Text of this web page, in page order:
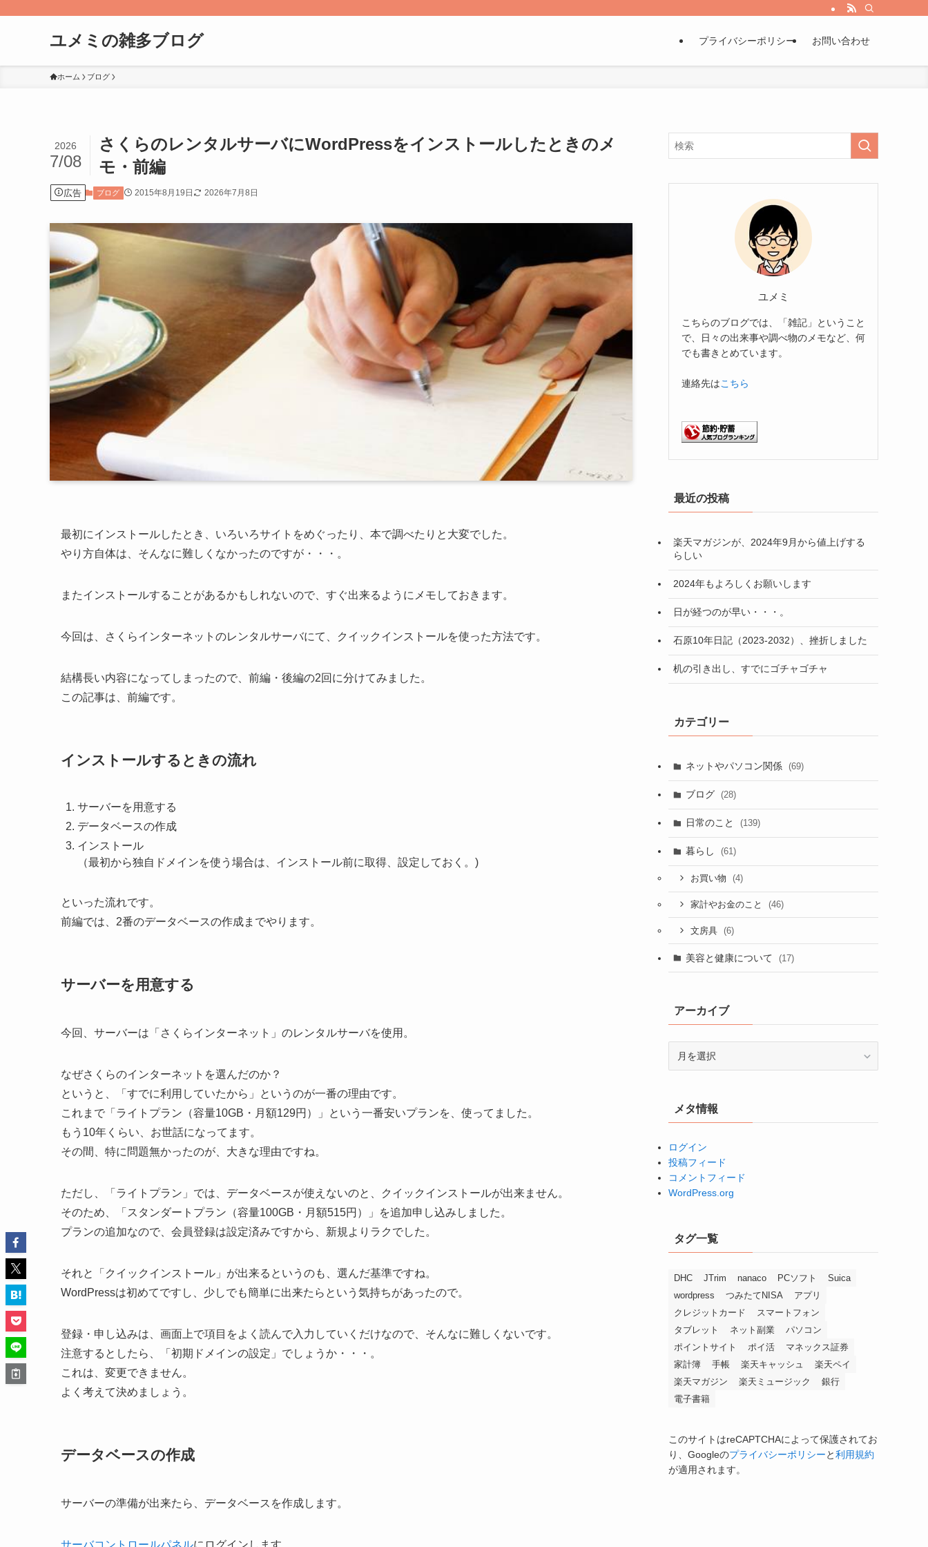
ユメミの雑多ブログ プライバシーポリシー お問い合わせ
ホーム ブログ
さくらのレンタルサーバにWordPressをインストールしたときのメ
モ・前編
2026
7/08
広告 ブログ 2015年8月19日 2026年7月8日
最初にインストールしたとき、いろいろサイトをめぐったり、本で調べたりと大変でした。
やり方自体は、そんなに難しくなかったのですが・・・。
またインストールすることがあるかもしれないので、すぐ出来るようにメモしておきます。
今回は、さくらインターネットのレンタルサーバにて、クイックインストールを使った方法です。
結構長い内容になってしまったので、前編・後編の2回に分けてみました。
この記事は、前編です。
インストールするときの流れ
サーバーを用意する
データベースの作成
インストール
（最初から独自ドメインを使う場合は、インストール前に取得、設定しておく。)
といった流れです。
前編では、2番のデータベースの作成までやります。
サーバーを用意する
今回、サーバーは「さくらインターネット」のレンタルサーバを使用。
なぜさくらのインターネットを選んだのか？
というと、「すでに利用していたから」というのが一番の理由です。
これまで「ライトプラン（容量10GB・月額129円）」という一番安いプランを、使ってました。
もう10年くらい、お世話になってます。
その間、特に問題無かったのが、大きな理由ですね。
ただし、「ライトプラン」では、データベースが使えないのと、クイックインストールが出来ません。
そのため、「スタンダートプラン（容量100GB・月額515円）」を追加申し込みしました。
プランの追加なので、会員登録は設定済みですから、新規よりラクでした。
それと「クイックインストール」が出来るというのも、選んだ基準ですね。
WordPressは初めてですし、少しでも簡単に出来たらという気持ちがあったので。
登録・申し込みは、画面上で項目をよく読んで入力していくだけなので、そんなに難しくないです。
注意するとしたら、「初期ドメインの設定」でしょうか・・・。
これは、変更できません。
よく考えて決めましょう。
データベースの作成
サーバーの準備が出来たら、データベースを作成します。
サーバコントロールパネルにログインします。
ユメミ
こちらのブログでは、「雑記」ということ
で、日々の出来事や調べ物のメモなど、何
でも書きとめています。
連絡先はこちら
最近の投稿
楽天マガジンが、2024年9月から値上げする
らしい
2024年もよろしくお願いします
日が経つのが早い・・・。
石原10年日記（2023-2032）、挫折しました
机の引き出し、すでにゴチャゴチャ
カテゴリー
ネットやパソコン関係 (69)
ブログ (28)
日常のこと (139)
暮らし (61)
お買い物 (4)
家計やお金のこと (46)
文房具 (6)
美容と健康について (17)
アーカイブ
ブメタ情報
ログイン
投稿フィード
コメントフィード
WordPress.org
タグ一覧
DHC JTrim nanaco PCソフト
Suica
wordpress
つみたてNISA
アプリ
クレジットカード
スマートフォン
タブレット
ネット副業
パソコン
ポイントサイト
ポイ活
マネックス証券
家計簿
手帳 楽天キャッシュ
楽天ペイ
楽天マガジン
楽天ミュージック
銀行
電子書籍
このサイトはreCAPTCHAによって保護されてお
り、Googleのプライバシーポリシーと利用規約
が適用されます。